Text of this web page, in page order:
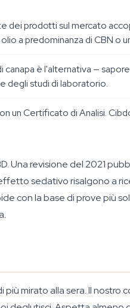
dei prodotti sul mercato
a predominanza di CBN o
è l'alternativa —
degli studi di laboratorio.
un Certificato di Analisi.
Una revisione del 2021
sedativo risalgono a
con la base di prove più
mirato alla sera. Il